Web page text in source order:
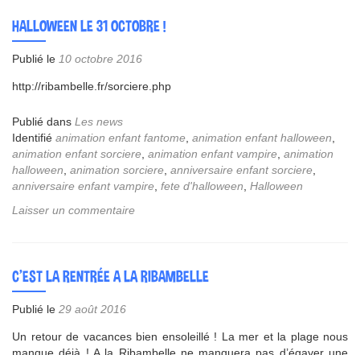
HALLOWEEN LE 31 OCTOBRE !
Publié le 10 octobre 2016
http://ribambelle.fr/sorciere.php
Publié dans Les news
Identifié animation enfant fantome, animation enfant halloween,
animation enfant sorciere, animation enfant vampire, animation
halloween, animation sorciere, anniversaire enfant sorciere,
anniversaire enfant vampire, fete d'halloween, Halloween
Laisser un commentaire
C’EST LA RENTRÉE A LA RIBAMBELLE
Publié le 29 août 2016
Un retour de vacances bien ensoleillé ! La mer et la plage nous